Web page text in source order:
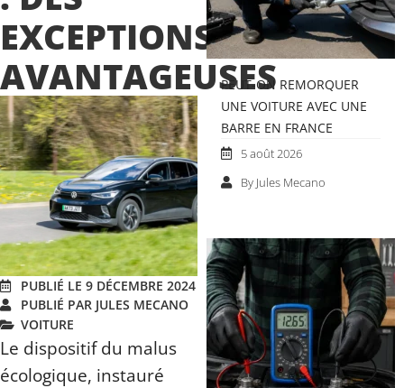
EXCEPTIONS
AVANTAGEUSES
PUBLIÉ LE 9 DÉCEMBRE 2024
PUBLIÉ PAR JULES MECANO
VOITURE
Le dispositif du malus
écologique, instauré
PEUT-ON REMORQUER
UNE VOITURE AVEC UNE
BARRE EN FRANCE
5 août 2026
By Jules Mecano